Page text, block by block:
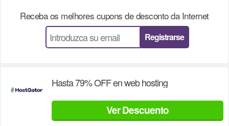
Receba os melhores cupons de desconto da Internet
Registrarse
Hasta 79% OFF en web hosting
Ver Descuento